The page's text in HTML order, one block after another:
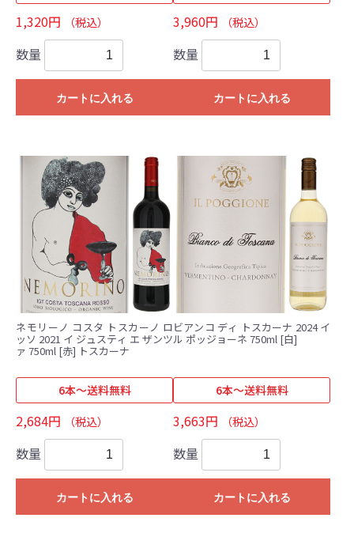
1,320円 （税込）
数量
カートに入れる
3,960円 （税込）
数量
カートに入れる
ネモリーノ コスタ トスカーノ ロ
ッソ 2021 イ ジュスティ エ ザンツ
ァ 750ml [赤] トスカーナ
6本～送料無料
2,684円 （税込）
数量
カートに入れる
ビアンコ ディ トスカーナ 2024 イ
ル ポッジョーネ 750ml [白]
6本～送料無料
3,663円 （税込）
数量
カートに入れる